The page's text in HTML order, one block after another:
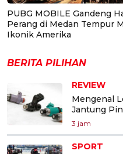
PUBG MOBILE Gandeng
Perang di Medan Tempur
Ikonik Amerika
BERITA PILIHAN
REVIEW
Mengenal
Jantung
3 jam
SPORT